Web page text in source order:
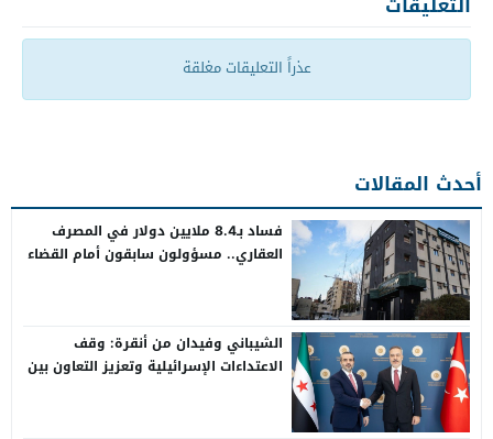
عذراً التعليقات مغلقة
أحدث المقالات
فساد بـ8.4 ملايين دولار في المصرف
العقاري.. مسؤولون سابقون أمام القضاء
الشيباني وفيدان من أنقرة: وقف
الاعتداءات الإسرائيلية وتعزيز التعاون بين